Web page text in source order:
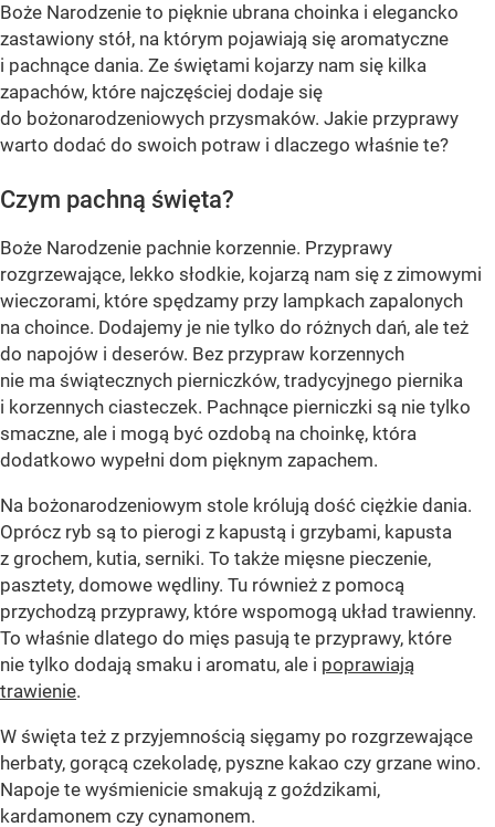
Boże Narodzenie to pięknie ubrana choinka i elegancko
zastawiony stół, na którym pojawiają się aromatyczne
i pachnące dania. Ze świętami kojarzy nam się kilka
zapachów, które najczęściej dodaje się
do bożonarodzeniowych przysmaków. Jakie przyprawy
warto dodać do swoich potraw i dlaczego właśnie te?
Czym pachną święta?
Boże Narodzenie pachnie korzennie. Przyprawy
rozgrzewające, lekko słodkie, kojarzą nam się z zimowymi
wieczorami, które spędzamy przy lampkach zapalonych
na choince. Dodajemy je nie tylko do różnych dań, ale też
do napojów i deserów. Bez przypraw korzennych
nie ma świątecznych pierniczków, tradycyjnego piernika
i korzennych ciasteczek. Pachnące pierniczki są nie tylko
smaczne, ale i mogą być ozdobą na choinkę, która
dodatkowo wypełni dom pięknym zapachem.
Na bożonarodzeniowym stole królują dość ciężkie dania.
Oprócz ryb są to pierogi z kapustą i grzybami, kapusta
z grochem, kutia, serniki. To także mięsne pieczenie,
pasztety, domowe wędliny. Tu również z pomocą
przychodzą przyprawy, które wspomogą układ trawienny.
To właśnie dlatego do mięs pasują te przyprawy, które
nie tylko dodają smaku i aromatu, ale i poprawiają
trawienie.
W święta też z przyjemnością sięgamy po rozgrzewające
herbaty, gorącą czekoladę, pyszne kakao czy grzane wino.
Napoje te wyśmienicie smakują z goździkami,
kardamonem czy cynamonem.